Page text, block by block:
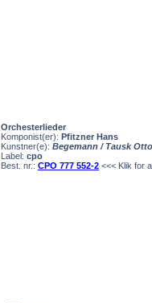
Orchesterlieder
Komponist(er): Pfitzner Hans
Kunstner(e): Begemann / Tausk Otto
Label: cpo
Best. nr.: CPO 777 552-2 <<< Klik for